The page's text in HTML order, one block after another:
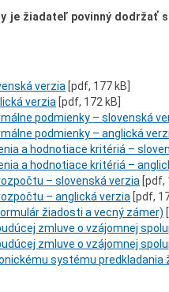
je žiadateľ povinný
verzia [pdf, 177 kB]
verzia [pdf, 172 kB]
podmienky – slovenská
podmienky – anglická
a hodnotiace kritériá –
a hodnotiace kritériá –
– slovenská verzia [pdf,
– anglická verzia [pdf,
žiadosti a vecný zámer)
zmluve o vzájomnej
zmluve o vzájomnej
systému